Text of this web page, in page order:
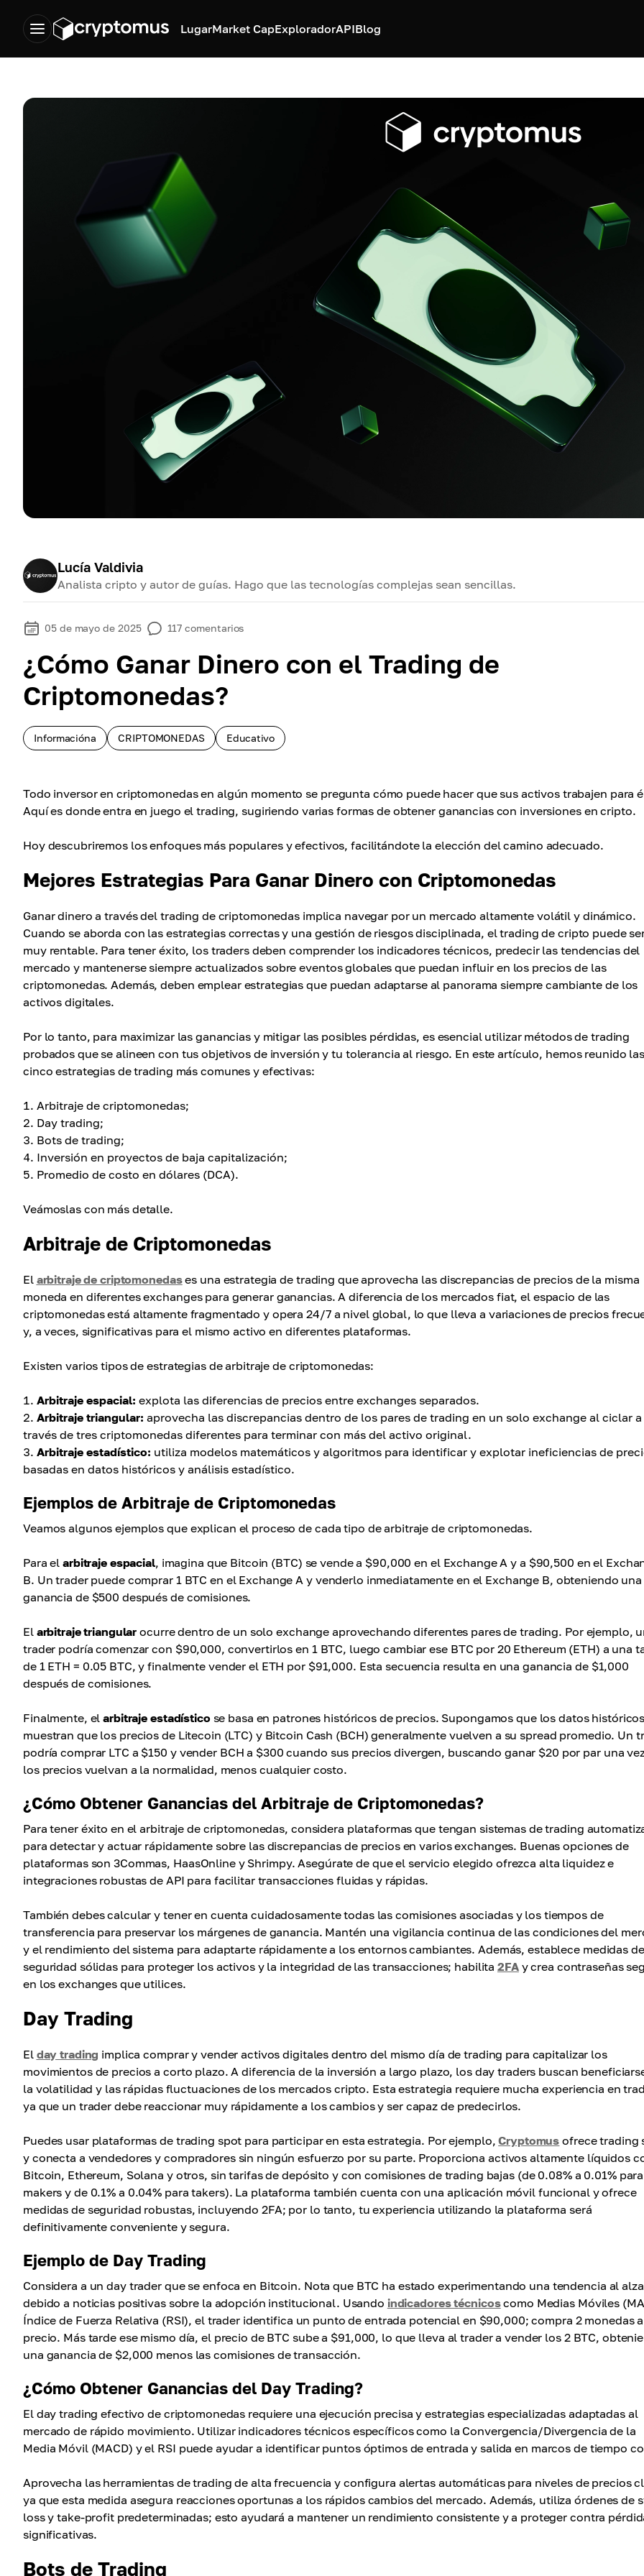
LugarMarket CapExploradorAPIBlog
Lucía Valdivia
Analista cripto y autor de guías. Hago que las tecnologías complejas sean sencillas.
05 de mayo de 2025 117 comentarios
¿Cómo Ganar Dinero con el Trading de
Criptomonedas?
Informacióna CRIPTOMONEDAS Educativo
Todo inversor en criptomonedas en algún momento se pregunta cómo puede hacer que sus activos trabajen para
Aquí es donde entra en juego el trading, sugiriendo varias formas de obtener ganancias con inversiones en cripto.
Hoy descubriremos los enfoques más populares y efectivos, facilitándote la elección del camino adecuado.
Mejores Estrategias Para Ganar Dinero con Criptomonedas
Ganar dinero a través del trading de criptomonedas implica navegar por un mercado altamente volátil y dinámico.
Cuando se aborda con las estrategias correctas y una gestión de riesgos disciplinada, el trading de cripto puede
muy rentable. Para tener éxito, los traders deben comprender los indicadores técnicos, predecir las tendencias del
mercado y mantenerse siempre actualizados sobre eventos globales que puedan influir en los precios de las
criptomonedas. Además, deben emplear estrategias que puedan adaptarse al panorama siempre cambiante de los
activos digitales.
Por lo tanto, para maximizar las ganancias y mitigar las posibles pérdidas, es esencial utilizar métodos de trading
probados que se alineen con tus objetivos de inversión y tu tolerancia al riesgo. En este artículo, hemos reunido las
cinco estrategias de trading más comunes y efectivas:
Arbitraje de criptomonedas;
Day trading;
Bots de trading;
Inversión en proyectos de baja capitalización;
Promedio de costo en dólares (DCA).
Veámoslas con más detalle.
Arbitraje de Criptomonedas
El arbitraje de criptomonedases una estrategia de trading que aprovecha las discrepancias de precios de la misma
moneda en diferentes exchanges para generar ganancias. A diferencia de los mercados fiat, el espacio de las
criptomonedas está altamente fragmentado y opera 24/7 a nivel global, lo que lleva a variaciones de precios
y, a veces, significativas para el mismo activo en diferentes plataformas.
Existen varios tipos de estrategias de arbitraje de criptomonedas:
Arbitraje espacial: explota las diferencias de precios entre exchanges separados.
Arbitraje triangular: aprovecha las discrepancias dentro de los pares de trading en un solo exchange al ciclar a
través de tres criptomonedas diferentes para terminar con más del activo original.
Arbitraje estadístico: utiliza modelos matemáticos y algoritmos para identificar y explotar ineficiencias de
basadas en datos históricos y análisis estadístico.
Ejemplos de Arbitraje de Criptomonedas
Veamos algunos ejemplos que explican el proceso de cada tipo de arbitraje de criptomonedas.
Para elarbitraje espacial, imagina que Bitcoin (BTC) se vende a $90,000 en el Exchange A y a $90,500 en el
B. Un trader puede comprar 1 BTC en el Exchange A y venderlo inmediatamente en el Exchange B, obteniendo una
ganancia de $500 después de comisiones.
El arbitraje triangular ocurre dentro de un solo exchange aprovechando diferentes pares de trading. Por ejemplo,
trader podría comenzar con $90,000, convertirlos en 1 BTC, luego cambiar ese BTC por 20 Ethereum (ETH) a una
de 1 ETH = 0.05 BTC, y finalmente vender el ETH por $91,000. Esta secuencia resulta en una ganancia de $1,000
después de comisiones.
Finalmente, elarbitraje estadísticose basa en patrones históricos de precios. Supongamos que los datos
muestran que los precios de Litecoin (LTC) y Bitcoin Cash (BCH) generalmente vuelven a su spread promedio. Un
podría comprar LTC a $150 y vender BCH a $300 cuando sus precios divergen, buscando ganar $20 por par una
los precios vuelvan a la normalidad, menos cualquier costo.
¿Cómo Obtener Ganancias del Arbitraje de Criptomonedas?
Para tener éxito en el arbitraje de criptomonedas, considera plataformas que tengan sistemas de trading
para detectar y actuar rápidamente sobre las discrepancias de precios en varios exchanges. Buenas opciones de
plataformas son 3Commas, HaasOnline y Shrimpy. Asegúrate de que el servicio elegido ofrezca alta liquidez e
integraciones robustas de API para facilitar transacciones fluidas y rápidas.
También debes calcular y tener en cuenta cuidadosamente todas las comisiones asociadas y los tiempos de
transferencia para preservar los márgenes de ganancia. Mantén una vigilancia continua de las condiciones del
y el rendimiento del sistema para adaptarte rápidamente a los entornos cambiantes. Además, establece medidas de
seguridad sólidas para proteger los activos y la integridad de las transacciones; habilita2FAy crea contraseñas
en los exchanges que utilices.
Day Trading
El day trading implica comprar y vender activos digitales dentro del mismo día de trading para capitalizar los
movimientos de precios a corto plazo. A diferencia de la inversión a largo plazo, los day traders buscan
la volatilidad y las rápidas fluctuaciones de los mercados cripto. Esta estrategia requiere mucha experiencia en
ya que un trader debe reaccionar muy rápidamente a los cambios y ser capaz de predecirlos.
Puedes usar plataformas de trading spot para participar en esta estrategia. Por ejemplo,Cryptomus ofrece trading
y conecta a vendedores y compradores sin ningún esfuerzo por su parte. Proporciona activos altamente líquidos
Bitcoin, Ethereum, Solana y otros, sin tarifas de depósito y con comisiones de trading bajas (de 0.08% a 0.01% para
makers y de 0.1% a 0.04% para takers). La plataforma también cuenta con una aplicación móvil funcional y ofrece
medidas de seguridad robustas, incluyendo 2FA; por lo tanto, tu experiencia utilizando la plataforma será
definitivamente conveniente y segura.
Ejemplo de Day Trading
Considera a un day trader que se enfoca en Bitcoin. Nota que BTC ha estado experimentando una tendencia al alza
debido a noticias positivas sobre la adopción institucional. Usando indicadores técnicoscomo Medias Móviles
Índice de Fuerza Relativa (RSI), el trader identifica un punto de entrada potencial en $90,000; compra 2 monedas
precio. Más tarde ese mismo día, el precio de BTC sube a $91,000, lo que lleva al trader a vender los 2 BTC,
una ganancia de $2,000 menos las comisiones de transacción.
¿Cómo Obtener Ganancias del Day Trading?
El day trading efectivo de criptomonedas requiere una ejecución precisa y estrategias especializadas adaptadas al
mercado de rápido movimiento. Utilizar indicadores técnicos específicos como la Convergencia/Divergencia de la
Media Móvil (MACD) y el RSI puede ayudar a identificar puntos óptimos de entrada y salida en marcos de tiempo
Aprovecha las herramientas de trading de alta frecuencia y configura alertas automáticas para niveles de precios
ya que esta medida asegura reacciones oportunas a los rápidos cambios del mercado. Además, utiliza órdenes de
loss y take-profit predeterminadas; esto ayudará a mantener un rendimiento consistente y a proteger contra
significativas.
Bots de Trading